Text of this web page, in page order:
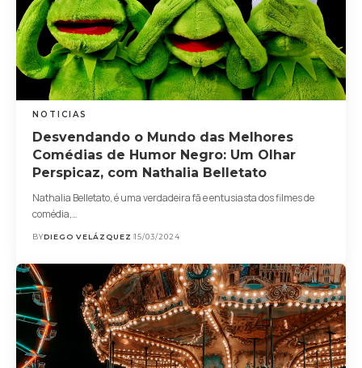
NOTICIAS
Desvendando o Mundo das Melhores
Comédias de Humor Negro: Um Olhar
Perspicaz, com Nathalia Belletato
Nathalia Belletato, é uma verdadeira fã e entusiasta dos filmes de
comédia,…
BYDIEGO VELÁZQUEZ 15/03/2024